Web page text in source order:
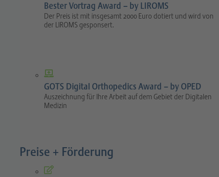
Bester Vortrag Award – by LIROMS
Der Preis ist mit insgesamt 2000 Euro dotiert und wird von
der LIROMS gesponsert.
GOTS Digital Orthopedics Award – by OPED
Auszeichnung für Ihre Arbeit auf dem Gebiet der Digitalen
Medizin
Preise + Förderung